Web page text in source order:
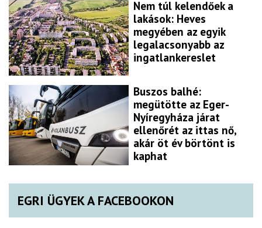
Nem túl kelendőek a
lakások: Heves
megyében az egyik
legalacsonyabb az
ingatlankereslet
Buszos balhé:
megütötte az Eger-
Nyíregyháza járat
ellenőrét az ittas nő,
akár öt év börtönt is
kaphat
EGRI ÜGYEK A FACEBOOKON